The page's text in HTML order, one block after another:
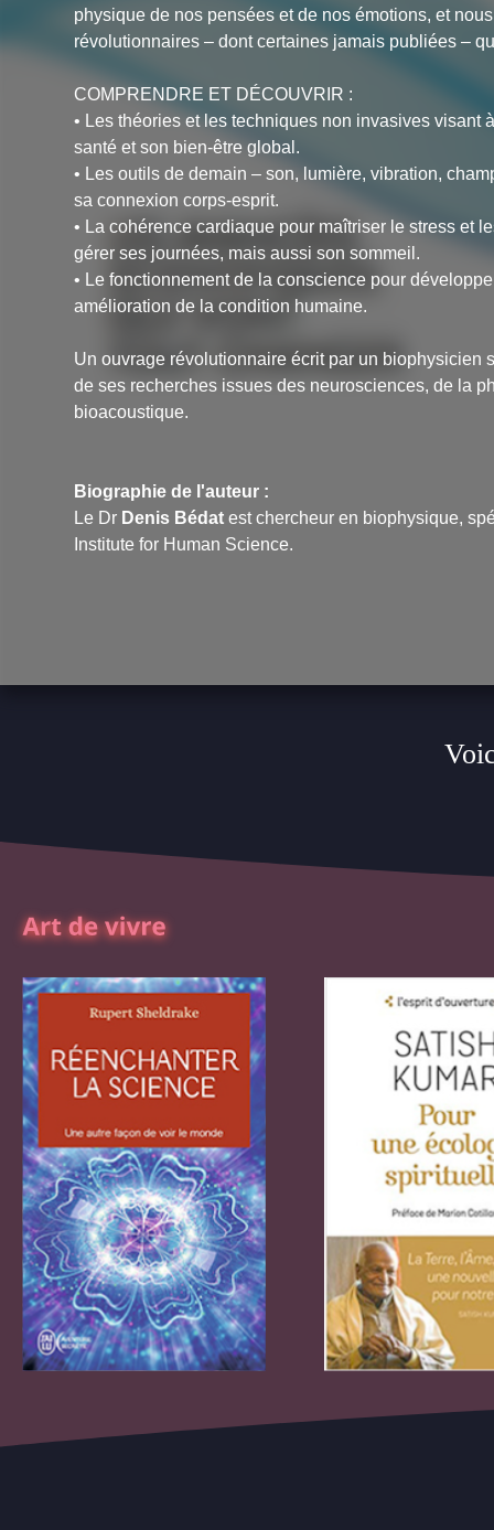
physique de nos pensées et de nos émotions, et
révolutionnaires – dont certaines jamais publiées –
COMPRENDRE ET DÉCOUVRIR :
• Les théories et les techniques non invasives visant
santé et son bien-être global.
• Les outils de demain – son, lumière, vibration,
sa connexion corps-esprit.
• La cohérence cardiaque pour maîtriser le stress et
gérer ses journées, mais aussi son sommeil.
• Le fonctionnement de la conscience pour
amélioration de la condition humaine.
Un ouvrage révolutionnaire écrit par un biophysicien
de ses recherches issues des neurosciences, de la
bioacoustique.
Biographie de l'auteur :
Le Dr Denis Bédat est chercheur en biophysique,
Institute for Human Science.